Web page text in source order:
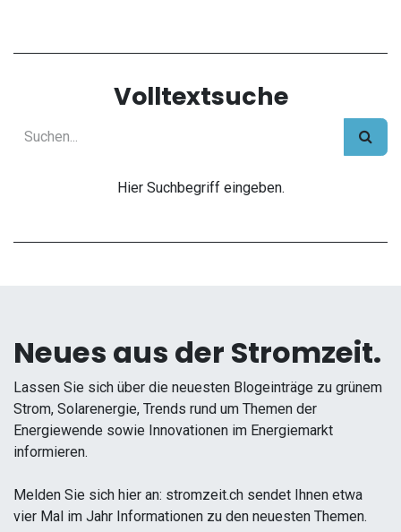
Volltextsuche
Hier Suchbegriff eingeben.
Neues aus der Stromzeit.
Lassen Sie sich über die neuesten Blogeinträge zu grünem
Strom, Solarenergie, Trends rund um Themen der
Energiewende sowie Innovationen im Energiemarkt
informieren.
Melden Sie sich hier an: stromzeit.ch sendet Ihnen etwa
vier Mal im Jahr Informationen zu den neuesten Themen.